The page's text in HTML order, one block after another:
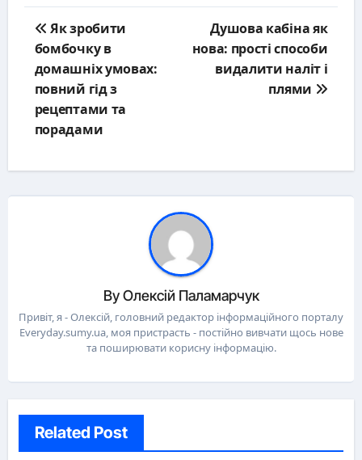
navigation
Як зробити
бомбочку в
домашніх умовах:
повний гід з
рецептами та
порадами
Душова кабіна як
нова: прості способи
видалити наліт і
плями
ByОлексій Паламарчук
Привіт, я - Олексій, головний редактор інформаційного порталу
Everyday.sumy.ua, моя пристрасть - постійно вивчати щось нове
та поширювати корисну інформацію.
Related Post